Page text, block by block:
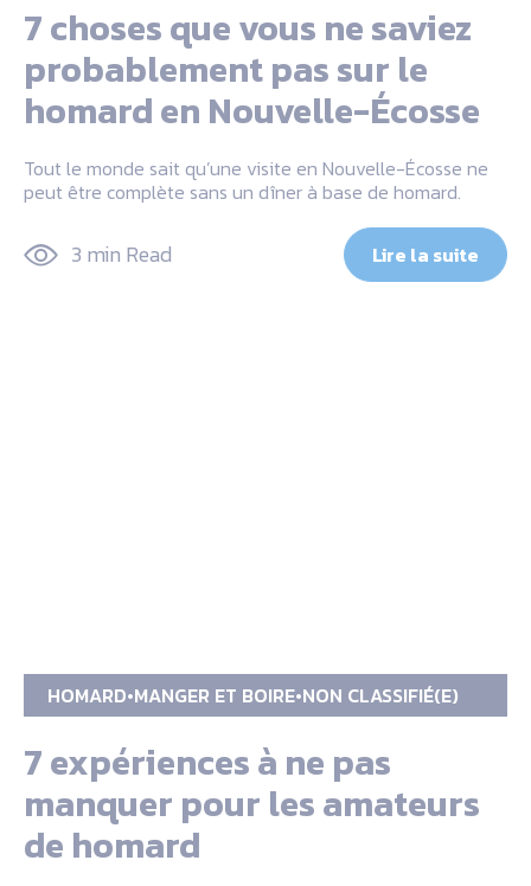
7 choses que vous ne saviez
probablement pas sur le
homard en Nouvelle-Écosse
Tout le monde sait qu’une visite en Nouvelle-Écosse ne
peut être complète sans un dîner à base de homard.
3 min Read Lire la suite
HOMARD MANGER ET BOIRE NON CLASSIFIÉ(E)
7 expériences à ne pas
manquer pour les amateurs
de homard